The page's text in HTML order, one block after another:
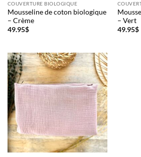
COUVERTURE BIOLOGIQUE
Mousseline de coton biologique
– Crème
49.95$
– Vert
49.95$
Courriel
*
Nom
*
Date
naissance
Cliquez
ici
pour